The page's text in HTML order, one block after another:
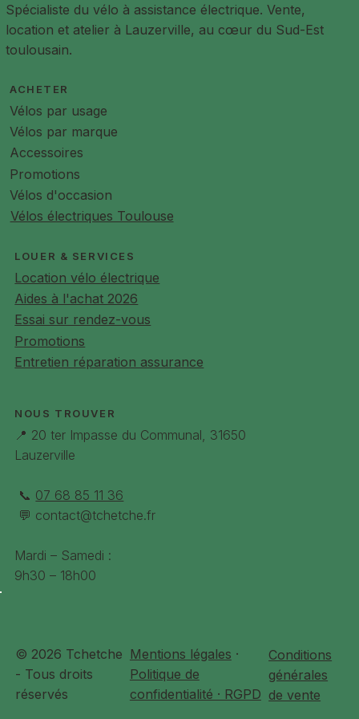
Spécialiste du vélo à assistance électrique. Vente,
location et atelier à Lauzerville, au cœur du Sud-Est
toulousain.
ACHETER
Vélos par usage
Vélos par marque
Accessoires
Promotions
Vélos d'occasion
Vélos électriques Toulouse
LOUER & SERVICES
Location vélo électrique
Aides à l'achat 2026
Essai sur rendez-vous
Promotions
Entretien réparation assurance
NOUS TROUVER
📍 20 ter Impasse du Communal, 31650
Lauzerville
📞 07 68 85 11 36
💬 contact@tchetche.fr
Mardi – Samedi :
9h30 – 18h00
© 2026 Tchetche
- Tous droits
réservés
Mentions légales ·
Politique de
confidentialité · RGPD
Conditions
générales
de vente